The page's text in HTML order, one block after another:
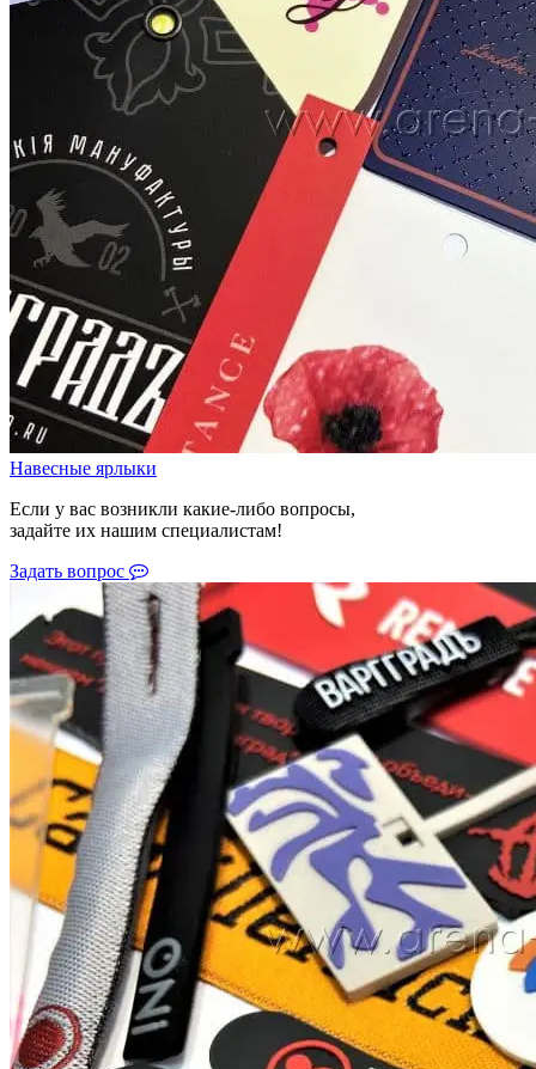
Навесные ярлыки
Если у вас возникли какие-либо вопросы,
задайте их нашим специалистам!
Задать вопрос